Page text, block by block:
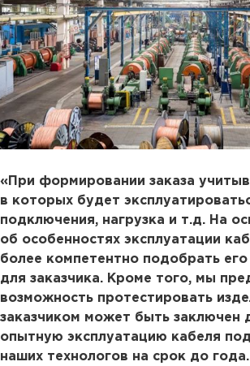
«При формировании заказа
в которых будет
подключения, нагрузка и т.д. На
об особенностях эксплуатации
более компетентно подобрать
для заказчика. Кроме того, мы
возможность протестировать
заказчиком может быть заключен
опытную эксплуатацию кабеля
наших технологов на срок до